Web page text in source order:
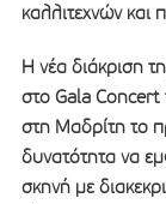
καλλιτεχνών και
Η νέα διάκριση
στο Gala Concert
στη Μαδρίτη το
δυνατότητα να
σκηνή με